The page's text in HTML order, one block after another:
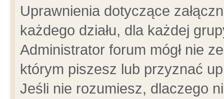
Uprawnienia dotyczące
każdego działu, dla każdej
Administrator forum mógł nie
którym piszesz lub przyznać
Jeśli nie rozumiesz, dlaczego